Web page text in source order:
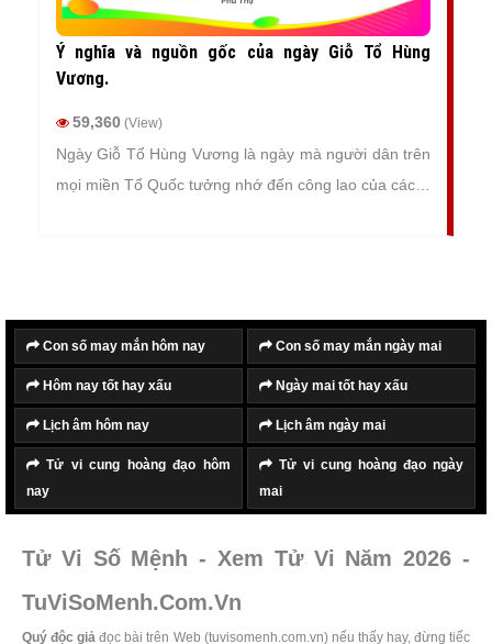
Ý nghĩa và nguồn gốc của ngày Giỗ Tổ Hùng
Vương.
59,360 (View)
Ngày Giỗ Tổ Hùng Vương là ngày mà người dân trên
mọi miền Tổ Quốc tưởng nhớ đến công lao của các vị
Con số may mắn hôm nay Con số may mắn ngày mai
Hôm nay tốt hay xấu Ngày mai tốt hay xấu
Lịch âm hôm nay Lịch âm ngày mai
Tử vi cung hoàng đạo hôm
nay
Tử vi cung hoàng đạo ngày
mai
Tử Vi Số Mệnh - Xem Tử Vi Năm 2026 -
TuViSoMenh.Com.Vn
Quý độc giả đọc bài trên Web (tuvisomenh.com.vn) nếu thấy hay, đừng tiếc